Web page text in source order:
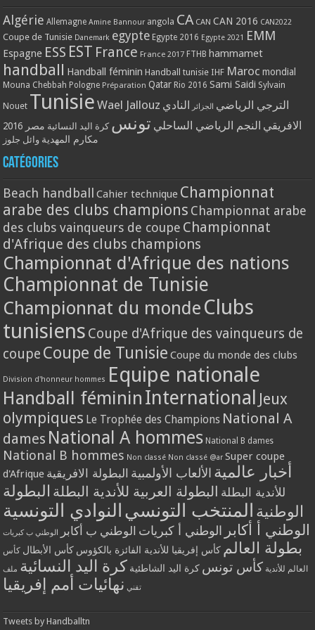
Algérie Allemagne Amine Bannour angola CA CAN CAN 2016 CAN2022
Coupe de Tunisie Danemark egypte Egypte 2016 Egypte 2021 EMM
Espagne ESS EST France France 2017 FTHB hammamet
handball Handball féminin Handball tunisie IHF Maroc mondial
Mouna Chebbah Pologne Préparation Qatar Rio 2016 Sami Saidi Sylvain
Nouet Tunisie Wael Jallouz الترجي الرياضي الجزائر
النادي
الافريقي النجم الرياضي الساحلي تونس كرة اليد النسائية مصر 2016
مكارم المهدية وائل جلوز
Catégories
Beach handball Cahier technique Championnat
arabe des clubs champions Championnat arabe
des clubs vainqueurs de coupe Championnat
d'Afrique des clubs champions
Championnat d'Afrique des nations
Championnat de Tunisie
Championnat du monde Clubs
tunisiens Coupe d'Afrique des vainqueurs de
coupe Coupe de Tunisie Coupe du monde des clubs
Division d'honneur hommes Equipe nationale
Handball féminin International Jeux
olympiques Le Trophée des Champions National A
dames National A hommes National B dames
National B hommes Non classé Non classé @ar Super coupe
d'Afrique
أخبار عالمية الألعاب الأولمبية البطولة الافريقية
للأندية البطلة البطولة العربية للأندية البطلة البطولة
الوطنية المنتخب التونسي النوادي التونسية
الوطني أ أكابر الوطني أ كبريات الوطني ب أكابر الوطني ب كبريات
بطولة العالم كأس إفريقيا للأندية الفائزة بالكؤوس كأس الأبطال كأس
العالم للأندية كأس تونس كرة اليد الشاطئية كرة اليد النسائية ملف
تقني نهائيات أمم إفريقيا
Tweets by Handballtn